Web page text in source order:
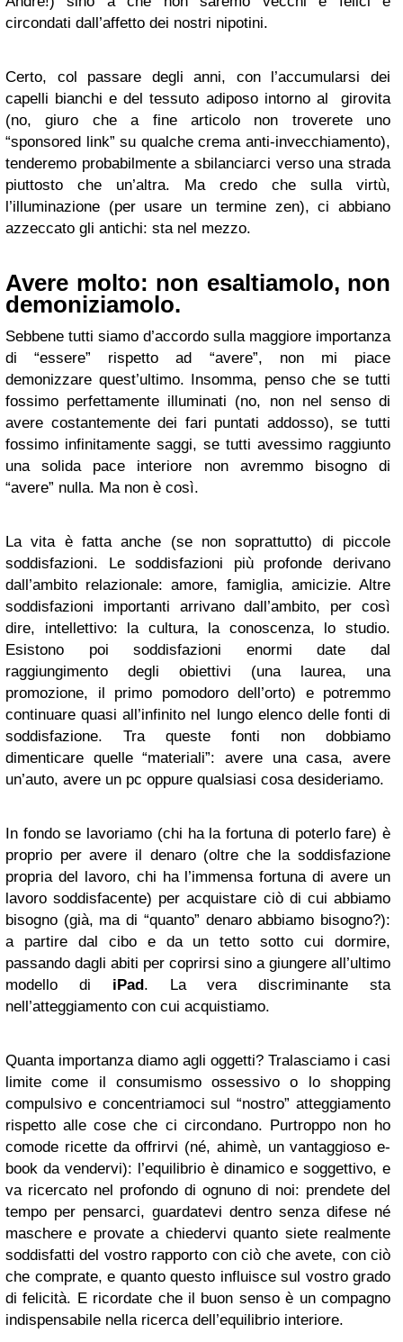
circondati dall’affetto dei nostri nipotini.
Certo, col passare degli anni, con l’accumularsi dei
capelli bianchi e del tessuto adiposo intorno al girovita
(no, giuro che a fine articolo non troverete uno
“sponsored link” su qualche crema anti-invecchiamento),
tenderemo probabilmente a sbilanciarci verso una strada
piuttosto che un’altra. Ma credo che sulla virtù,
l’illuminazione (per usare un termine zen), ci abbiano
azzeccato gli antichi: sta nel mezzo.
Avere molto: non esaltiamolo, non
demoniziamolo.
Sebbene tutti siamo d’accordo sulla maggiore importanza
di “essere” rispetto ad “avere”, non mi piace
demonizzare quest’ultimo. Insomma, penso che se tutti
fossimo perfettamente illuminati (no, non nel senso di
avere costantemente dei fari puntati addosso), se tutti
fossimo infinitamente saggi, se tutti avessimo raggiunto
una solida pace interiore non avremmo bisogno di
“avere” nulla. Ma non è così.
La vita è fatta anche (se non soprattutto) di piccole
soddisfazioni. Le soddisfazioni più profonde derivano
dall’ambito relazionale: amore, famiglia, amicizie. Altre
soddisfazioni importanti arrivano dall’ambito, per così
dire, intellettivo: la cultura, la conoscenza, lo studio.
Esistono poi soddisfazioni enormi date dal
raggiungimento degli obiettivi (una laurea, una
promozione, il primo pomodoro dell’orto) e potremmo
continuare quasi all’infinito nel lungo elenco delle fonti di
soddisfazione. Tra queste fonti non dobbiamo
dimenticare quelle “materiali”: avere una casa, avere
un’auto, avere un pc oppure qualsiasi cosa desideriamo.
In fondo se lavoriamo (chi ha la fortuna di poterlo fare) è
proprio per avere il denaro (oltre che la soddisfazione
propria del lavoro, chi ha l’immensa fortuna di avere un
lavoro soddisfacente) per acquistare ciò di cui abbiamo
bisogno (già, ma di “quanto” denaro abbiamo bisogno?):
a partire dal cibo e da un tetto sotto cui dormire,
passando dagli abiti per coprirsi sino a giungere all’ultimo
modello di iPad . La vera discriminante sta
nell’atteggiamento con cui acquistiamo.
Quanta importanza diamo agli oggetti? Tralasciamo i casi
limite come il consumismo ossessivo o lo shopping
compulsivo e concentriamoci sul “nostro” atteggiamento
rispetto alle cose che ci circondano. Purtroppo non ho
comode ricette da offrirvi (né, ahimè, un vantaggioso e-
book da vendervi): l’equilibrio è dinamico e soggettivo, e
va ricercato nel profondo di ognuno di noi: prendete del
tempo per pensarci, guardatevi dentro senza difese né
maschere e provate a chiedervi quanto siete realmente
soddisfatti del vostro rapporto con ciò che avete, con ciò
che comprate, e quanto questo influisce sul vostro grado
di felicità. E ricordate che il buon senso è un compagno
indispensabile nella ricerca dell’equilibrio interiore.